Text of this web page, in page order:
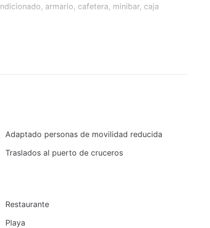
armario, cafetera, minibar, caja
Adaptado personas de movilidad reducida
Traslados al puerto de cruceros
Restaurante
Playa